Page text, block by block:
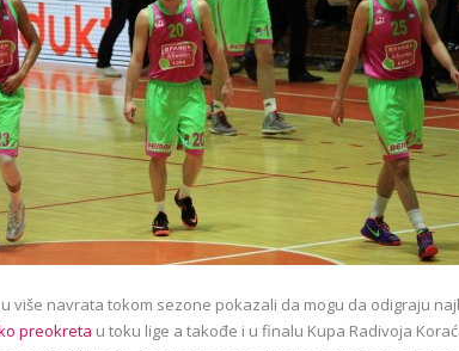
više navrata tokom sezone pokazali da mogu da odigraju
preokreta u toku lige a takođe i u finalu Kupa Radivoja